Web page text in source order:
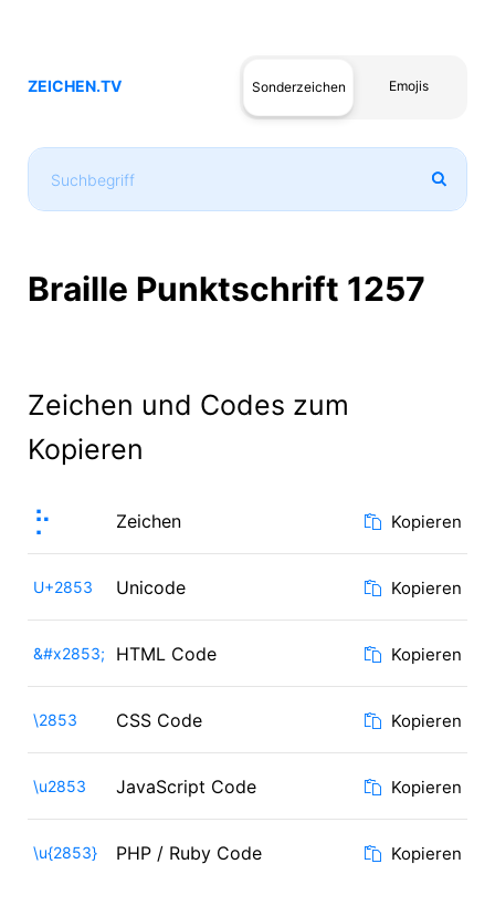
ZEICHEN.TV Sonderzeichen Emojis
Braille Punktschrift 1257
Zeichen und Codes zum
Kopieren
⡓ Zeichen Kopieren
U+2853 Unicode Kopieren
&#x2853; HTML Code Kopieren
\2853 CSS Code Kopieren
\u2853 JavaScript Code Kopieren
\u{2853} PHP / Ruby Code Kopieren